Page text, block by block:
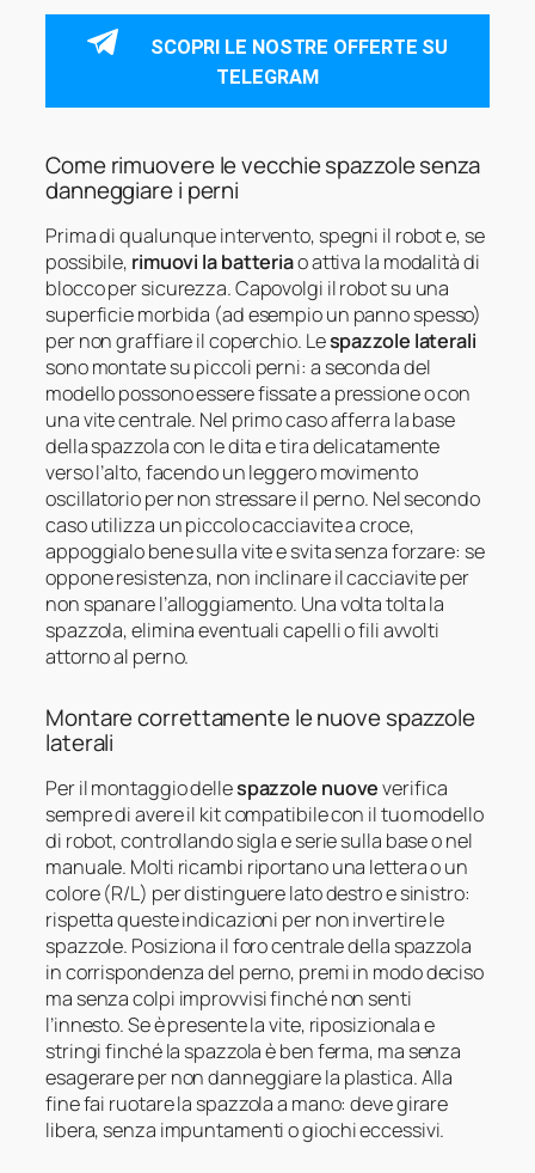
SCOPRI LE NOSTRE OFFERTE SU
TELEGRAM
Come rimuovere le vecchie spazzole senza
danneggiare i perni
Prima di qualunque intervento, spegni il robot e, se
possibile, rimuovi la batteriao attiva la modalità di
blocco per sicurezza. Capovolgi il robot su una
superficie morbida (ad esempio un panno spesso)
per non graffiare il coperchio. Lespazzole laterali
sono montate su piccoli perni: a seconda del
modello possono essere fissate a pressione o con
una vite centrale. Nel primo caso afferra la base
della spazzola con le dita e tira delicatamente
verso l’alto, facendo un leggero movimento
oscillatorio per non stressare il perno. Nel secondo
caso utilizza un piccolo cacciavite a croce,
appoggialo bene sulla vite e svita senza forzare: se
oppone resistenza, non inclinare il cacciavite per
non spanare l’alloggiamento. Una volta tolta la
spazzola, elimina eventuali capelli o fili avvolti
attorno al perno.
Montare correttamente le nuove spazzole
laterali
Per il montaggio dellespazzole nuoveverifica
sempre di avere il kit compatibile con il tuo modello
di robot, controllando sigla e serie sulla base o nel
manuale. Molti ricambi riportano una lettera o un
colore (R/L) per distinguere lato destro e sinistro:
rispetta queste indicazioni per non invertire le
spazzole. Posiziona il foro centrale della spazzola
in corrispondenza del perno, premi in modo deciso
ma senza colpi improvvisi finché non senti
l’innesto. Se è presente la vite, riposizionala e
stringi finché la spazzola è ben ferma, ma senza
esagerare per non danneggiare la plastica. Alla
fine fai ruotare la spazzola a mano: deve girare
libera, senza impuntamenti o giochi eccessivi.